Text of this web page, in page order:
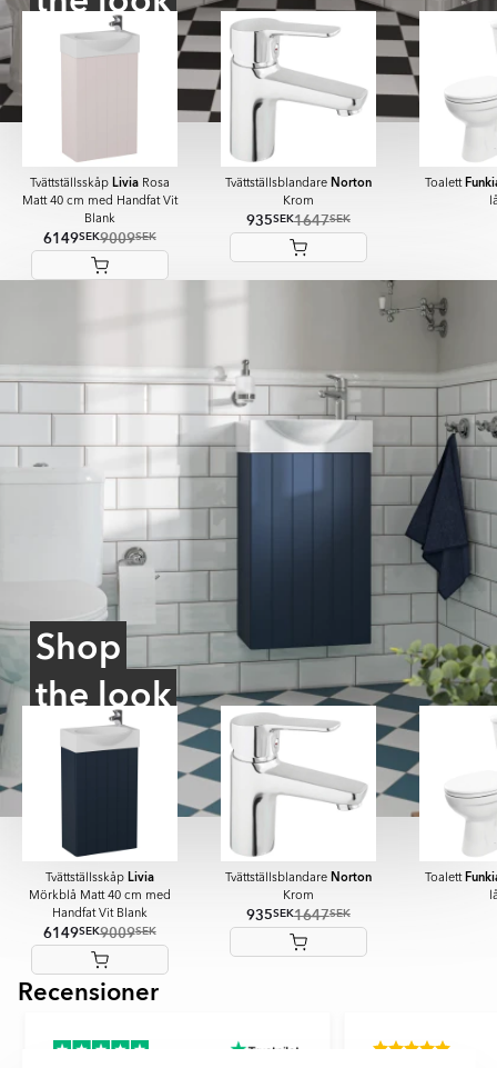
Tvättställsskåp LiviaRosa
Matt 40 cm med Handfat Vit
Blank
6149SEK9009SEK
Tvättställsblandare Norton
Krom
935SEK1647SEK
Toalett
Shop
the look
Tvättställsskåp Livia
Mörkblå Matt 40 cm med
Handfat Vit Blank
6149SEK9009SEK
Tvättställsblandare Norton
Krom
935SEK1647SEK
Toalett
ItemRecensioner